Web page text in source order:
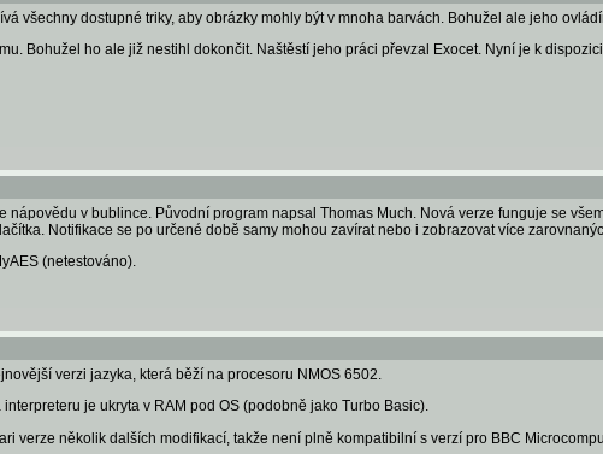
všechny dostupné triky, aby obrázky mohly být v mnoha barvách. Bohužel ale jeho
Bohužel ho ale již nestihl dokončit. Naštěstí jeho práci převzal Exocet. Nyní je k
v bublince. Původní program napsal Thomas Much. Nová verze funguje se
Notifikace se po určené době samy mohou zavírat nebo i zobrazovat více
(netestováno).
verzi jazyka, která běží na procesoru NMOS 6502.
je ukryta v RAM pod OS (podobně jako Turbo Basic).
verze několik dalších modifikací, takže není plně kompatibilní s verzí pro BBC